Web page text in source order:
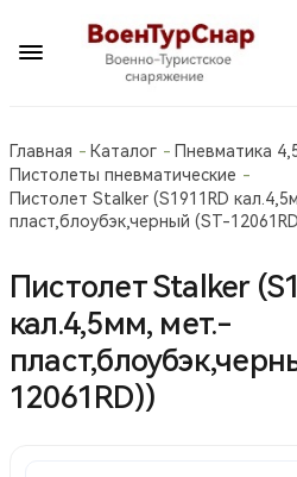
Главная Каталог
Пневматика
Пистолеты пневматические
Пистолет Stalker (S1911RD
пласт,блоубэк,черный (ST-
Пистолет Stalker
кал.4,5мм, мет.-
12061RD))